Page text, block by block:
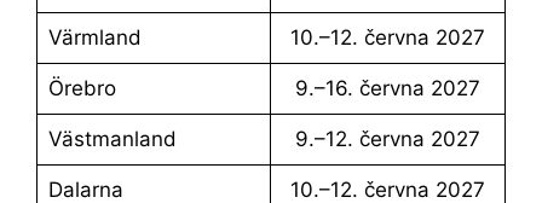
Värmland 10.–12. června 2027
Örebro 9.–16. června 2027
Västmanland 9.–12. června 2027
Dalarna 10.–12. června 2027